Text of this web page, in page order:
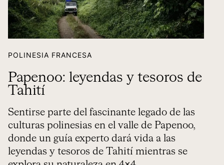
POLINESIA FRANCESA
Papenoo: leyendas y tesoros de
Tahití
Sentirse parte del fascinante legado de las
culturas polinesias en el valle de Papenoo,
donde un guía experto dará vida a las
leyendas y tesoros de Tahití mientras se